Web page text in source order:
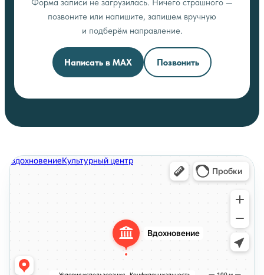
Форма записи не загрузилась. Ничего страшного —
позвоните или напишите, запишем вручную
и подберём направление.
Написать в MAX Позвонить